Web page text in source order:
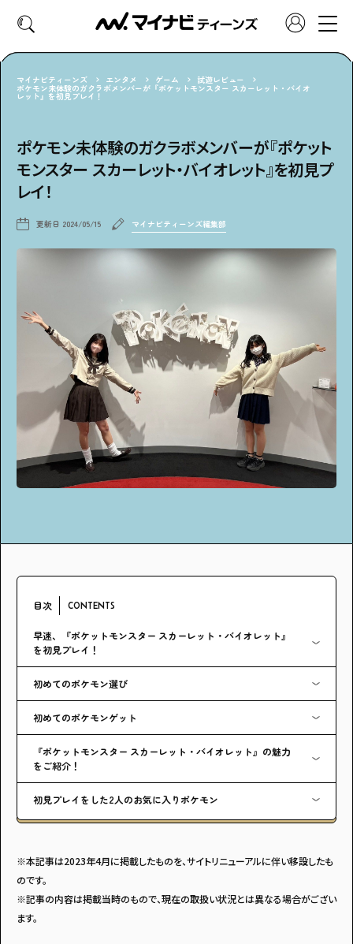
好きなカテゴリーから見る
ファッション ヘア・メイク
トレンド
推し活 グルメ
エンタメ
特集・連載 社会体験
アンケート プレゼント
ティーンのうちにしかできない特別な体験を！
マイナビティーンズ エンタメ ゲーム 試遊レビュー
ポケモン未体験のガクラボメンバーが『ポケットモンスター スカーレット・バイオ
レット』を初見プレイ！
ポケモン未体験のガクラボメンバーが『ポケット
モンスター スカーレット・バイオレット』を初見プ
レイ！
更新日 2024/05/15 マイナビティーンズ編集部
目次 CONTENTS
早速、『ポケットモンスター スカーレット・バイオレット』
を初見プレイ！
初めてのポケモン選び
初めてのポケモンゲット
『ポケットモンスター スカーレット・バイオレット』の魅力
をご紹介！
初見プレイをした2人のお気に入りポケモン
※本記事は2023年4月に掲載したものを、サイトリニューアルに伴い移設したも
のです。
※記事の内容は掲載当時のもので、現在の取扱い状況とは異なる場合がござい
ます。